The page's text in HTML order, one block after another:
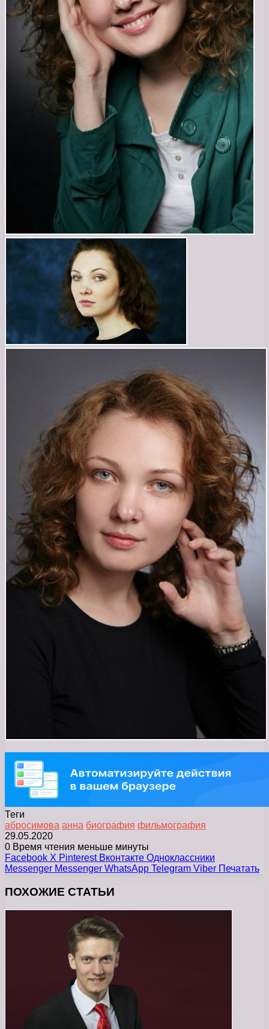
Теги
абросимова анна биография фильмография
29.05.2020
0 Время чтения меньше минуты
Facebook X Pinterest Вконтакте Одноклассники
Messenger Messenger WhatsApp Telegram Viber Печатать
ПОХОЖИЕ СТАТЬИ